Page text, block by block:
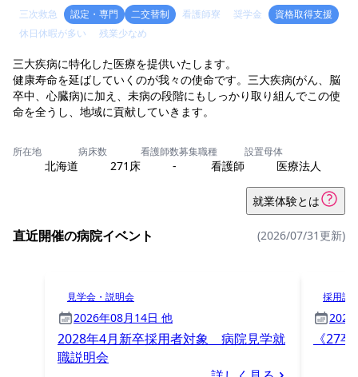
三次救急 認定・専門 二交替制 看護師寮 奨学金
資格取得支援
休日休暇が多い
残業少なめ
三大疾病に特化した医療を提供いたします。
健康寿命を延ばしていくのが我々の使命です。三大疾病(がん、脳
卒中、心臓病)に加え、未病の段階にもしっかり取り組んでこの使
命を全うし、地域に貢献していきます。
所在地
北海道
病床数
271床
看護師数
-
募集職種
看護師
設置母体
医療法人
就業体験とは
直近開催の病院イベント (2026/07/31更新)
見学会・説明会
2026年08月14日 他
2028年4月新卒採用者対象 病院見学就
職説明会
採用試
2026
《27